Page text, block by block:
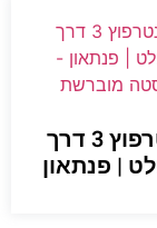
אינטרפוץ 3 דרך
| פנתאון